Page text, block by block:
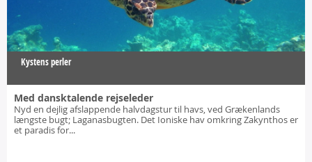
Kystens perler
Med dansktalende rejseleder
Nyd en dejlig afslappende halvdagstur til havs, ved Grækenlands
længste bugt; Laganasbugten. Det Ioniske hav omkring Zakynthos er
et paradis for...